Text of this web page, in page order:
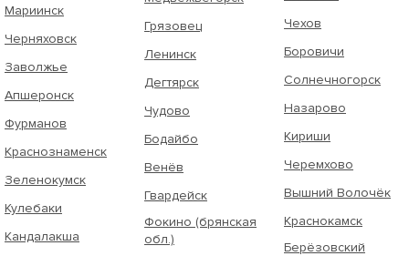
Мариинск
Черняховск
Заволжье
Апшеронск
Фурманов
Краснознаменск
Зеленокумск
Кулебаки
Кандалакша
Грязовец
Ленинск
Дегтярск
Чудово
Бодайбо
Венёв
Гвардейск
Фокино (брянская
обл.)
Чехов
Боровичи
Солнечногорск
Назарово
Кириши
Черемхово
Вышний Волочёк
Краснокамск
Берёзовский